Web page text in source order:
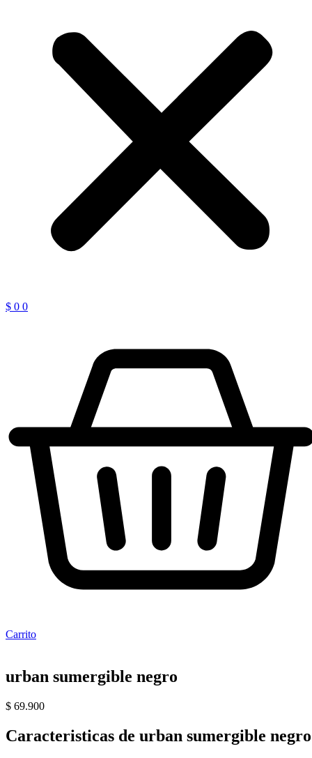
$ 0 0
Carrito
urban sumergible negro
$ 69.900
Caracteristicas de urban sumergible negro